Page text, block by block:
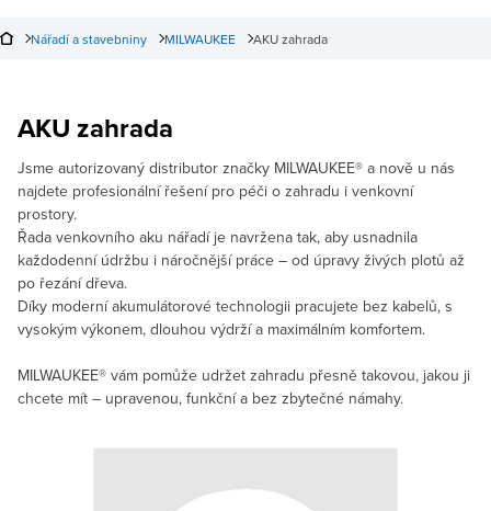
AKU zahrada
MILWAUKEE
Nářadí a stavebniny
AKU zahrada
Jsme autorizovaný distributor značky MILWAUKEE® a nově u nás
najdete profesionální řešení pro péči o zahradu i venkovní
prostory.
Řada venkovního aku nářadí je navržena tak, aby usnadnila
každodenní údržbu i náročnější práce – od úpravy živých plotů až
po řezání dřeva.
Díky moderní akumulátorové technologii pracujete bez kabelů, s
vysokým výkonem, dlouhou výdrží a maximálním komfortem.
MILWAUKEE® vám pomůže udržet zahradu přesně takovou, jakou ji
chcete mít – upravenou, funkční a bez zbytečné námahy.